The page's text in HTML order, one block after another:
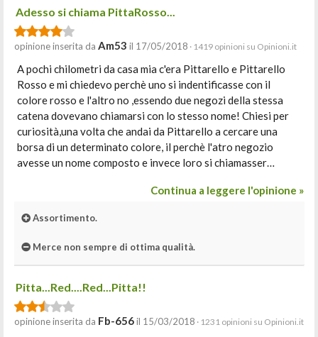
Adesso si chiama PittaRosso...
opinione inserita da Am53 il 17/05/2018 · 1419 opinioni su Opinioni.it
A pochi chilometri da casa mia c'era Pittarello e Pittarello
Rosso e mi chiedevo perchè uno si indentificasse con il
colore rosso e l'altro no ,essendo due negozi della stessa
catena dovevano chiamarsi con lo stesso nome! Chiesi per
curiosità,una volta che andai da Pittarello a cercare una
borsa di un determinato colore, il perchè l'atro negozio
avesse un nome composto e invece loro si chiamasser…
Continua a leggere l'opinione »
Assortimento.
Merce non sempre di ottima qualità.
Pitta...Red....Red...Pitta!!
opinione inserita da Fb-656il 15/03/2018 · 1231 opinioni su Opinioni.it